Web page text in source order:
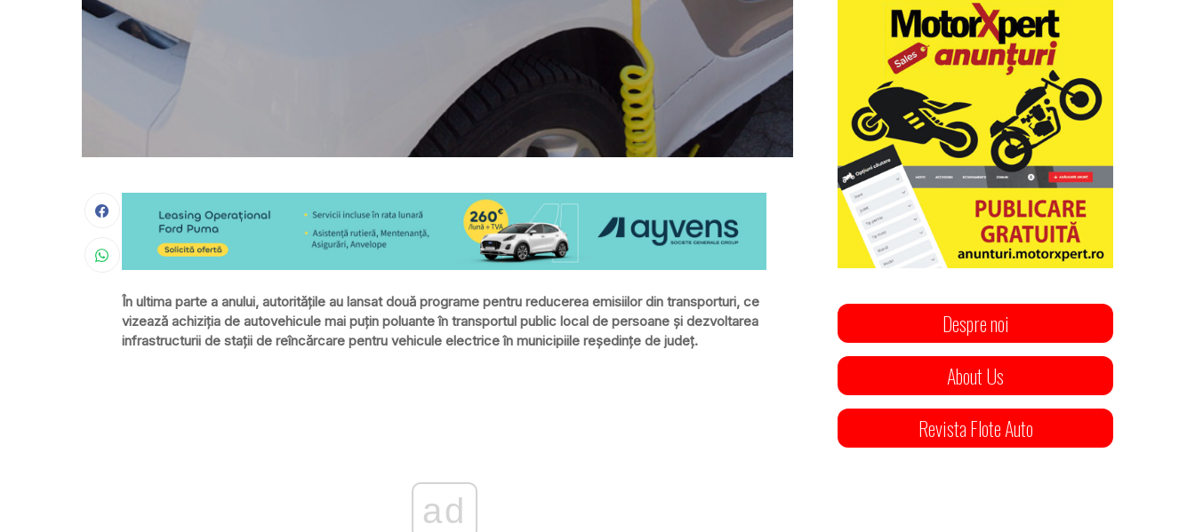
În ultima parte a anului, autorităţile au lansat două programe pentru reducerea emisiilor din transporturi, ce
vizează achiziţia de autovehicule mai puţin poluante în transportul public local de persoane şi dezvoltarea
infrastructurii de staţii de reîncărcare pentru vehicule electrice în municipiile reşedinţe de judeţ.
ad
Despre noi
About Us
Revista Flote Auto